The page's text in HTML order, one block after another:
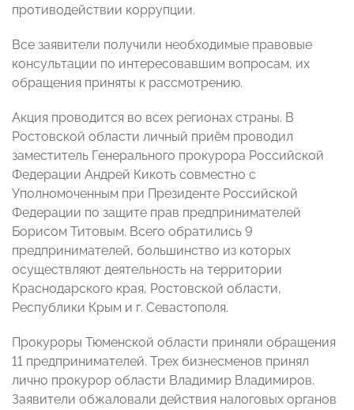
противодействии коррупции.
Все заявители получили необходимые правовые
консультации по интересовавшим вопросам, их
обращения приняты к рассмотрению.
Акция проводится во всех регионах страны. В
Ростовской области личный приём проводил
заместитель Генерального прокурора Российской
Федерации Андрей Кикоть совместно с
Уполномоченным при Президенте Российской
Федерации по защите прав предпринимателей
Борисом Титовым. Всего обратились 9
предпринимателей, большинство из которых
осуществляют деятельность на территории
Краснодарского края, Ростовской области,
Республики Крым и г. Севастополя.
Прокуроры Тюменской области приняли обращения
11 предпринимателей. Трех бизнесменов принял
лично прокурор области Владимир Владимиров.
Заявители обжаловали действия налоговых органов